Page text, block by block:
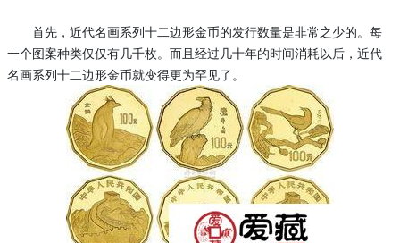
首先，近代名画系列十二边形金币的发行数量是非常之少的。每
一个图案种类仅仅有几千枚。而且经过几十年的时间消耗以后，近代
名画系列十二边形金币就变得更为罕见了。